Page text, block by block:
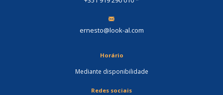
ernesto@look-al.com
Horário
Mediante disponibilidade
Redes sociais